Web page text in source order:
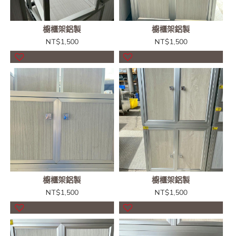
櫥櫃架鋁製
NT$1,500
櫥櫃架鋁製
NT$1,500
櫥櫃架鋁製
NT$1,500
櫥櫃架鋁製
NT$1,500